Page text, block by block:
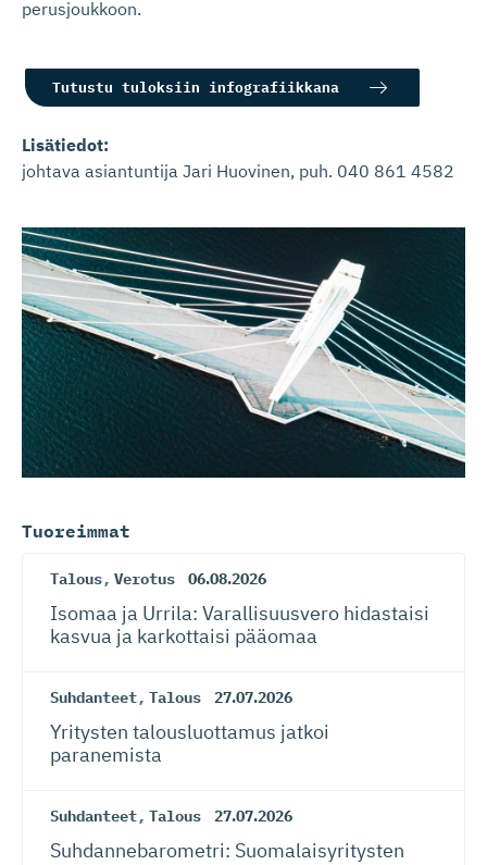
perusjoukkoon.
Tutustu tuloksiin infografiikkana
Lisätiedot:
johtava asiantuntija Jari Huovinen, puh. 040 861 4582
Tuoreimmat
Talous, Verotus 06.08.2026
Isomaa ja Urrila: Varallisuusvero hidastaisi
kasvua ja karkottaisi pääomaa
Suhdanteet, Talous 27.07.2026
Yritysten talousluottamus jatkoi
paranemista
Suhdanteet, Talous 27.07.2026
Suhdanneba­ro­metri: Suomalaisy­ri­tysten